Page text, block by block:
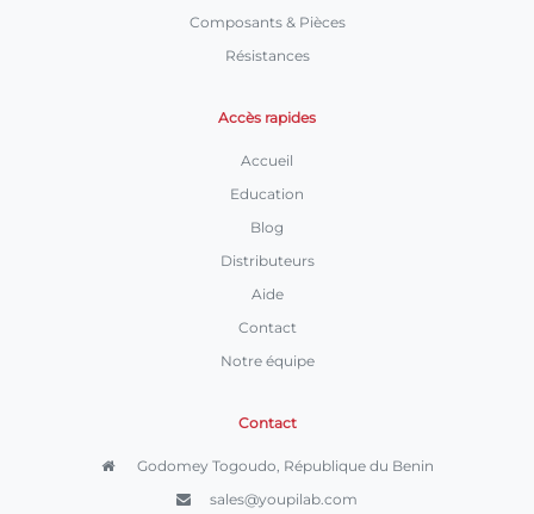
Composants & Pièces
Résistances
Accès rapides
Accueil
Education
Blog
Distributeurs
Aide
Contact
Notre équipe
Contact
Godomey Togoudo, République du Benin
sales@youpilab.com